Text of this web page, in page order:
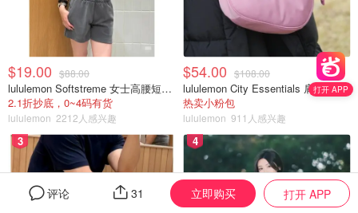
打开 APP
评论 31 立即购买 打开 APP
$19.00 $88.00
lululemon Softstreme 女士高腰短裤 10cm
2.1折抄底，0~4码有货
lululemon 2212人感兴趣
$54.00 $108.00
lululemon City Essentials 肩背包 4L
热卖小粉包
lululemon 911人感兴趣
3 4